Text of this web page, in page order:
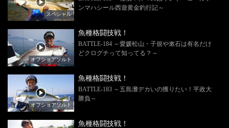
スペシャル
ンマハシール西遊黄金釣行記～
オフショアソルト
魚種格闘技戦！
BATTLE-184 ～愛媛松山・子規や漱石は有名だけ
どクログチって知ってる？～
オフショアソルト
魚種格闘技戦！
BATTLE-183 ～五島灘デカいの獲りたい！平政大
勝負～
魚種格闘技戦！